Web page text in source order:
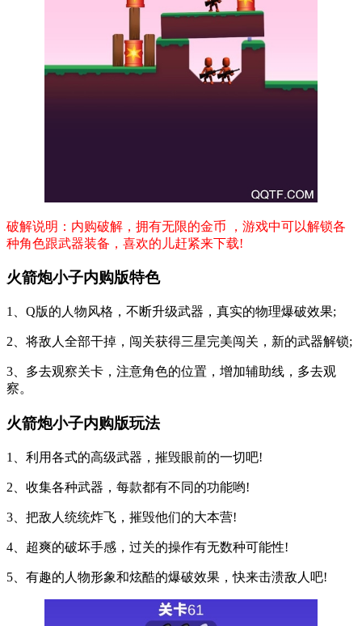
破解说明：内购破解，拥有无限的金币 ，游戏中可以解锁各
种角色跟武器装备，喜欢的儿赶紧来下载!
火箭炮小子内购版特色
1、Q版的人物风格，不断升级武器，真实的物理爆破效果;
2、将敌人全部干掉，闯关获得三星完美闯关，新的武器解锁;
3、多去观察关卡，注意角色的位置，增加辅助线，多去观
察。
火箭炮小子内购版玩法
1、利用各式的高级武器，摧毁眼前的一切吧!
2、收集各种武器，每款都有不同的功能哟!
3、把敌人统统炸飞，摧毁他们的大本营!
4、超爽的破坏手感，过关的操作有无数种可能性!
5、有趣的人物形象和炫酷的爆破效果，快来击溃敌人吧!